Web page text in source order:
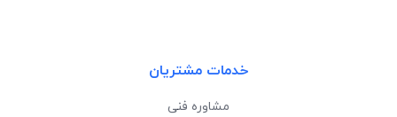
خدمات مشتریان
مشاوره فنی